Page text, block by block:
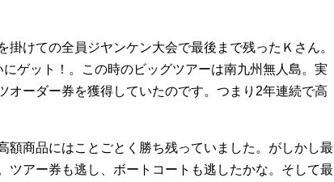
掛けての全員ジヤンケン大会で最後まで残ったＫさん。
ゲット！。この時のビッグツアーは南九州無人島。実
オーダー券を獲得していたのです。つまり2年連続で高
額商品にはことごとく勝ち残っていました。がしかし最
ツアー券も逃し、ボートコートも逃したかな。そして最